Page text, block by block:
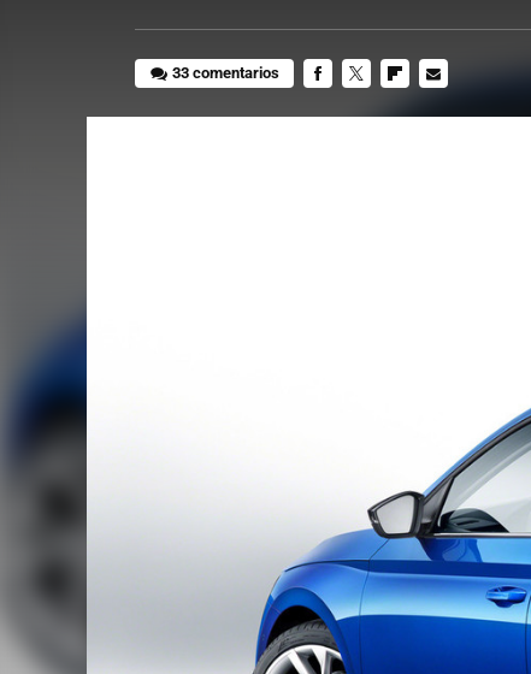
33 comentarios